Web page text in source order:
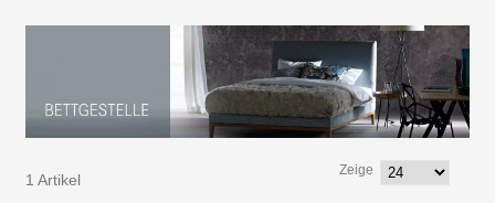
1 Artikel
Zeige